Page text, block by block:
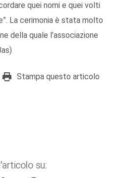
quei nomi e quei volti
La cerimonia è stata molto
della quale l’associazione
Stampa questo articolo
su: